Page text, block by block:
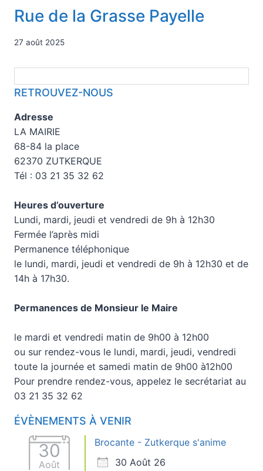
Rue de la Grasse Payelle
27 août 2025
RETROUVEZ-NOUS
Adresse
LA MAIRIE
68-84 la place
62370 ZUTKERQUE
Tél : 03 21 35 32 62
Heures d’ouverture
Lundi, mardi, jeudi et vendredi de 9h à 12h30
Fermée l’après midi
Permanence téléphonique
le lundi, mardi, jeudi et vendredi de 9h à 12h30 et de
14h à 17h30.
Permanences de Monsieur le Maire
le mardi et vendredi matin de 9h00 à 12h00
ou sur rendez-vous le lundi, mardi, jeudi, vendredi
toute la journée et samedi matin de 9h00 à12h00
Pour prendre rendez-vous, appelez le secrétariat au
03 21 35 32 62
ÉVÈNEMENTS À VENIR
30
Août
Brocante - Zutkerque s'anime
30 Août 26